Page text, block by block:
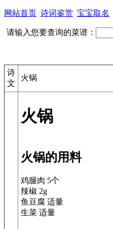
网站首页 诗词鉴赏 宝宝取名
请输入您要查询的菜谱：
诗
文
火锅
火锅
火锅的用料
鸡腿肉 5个
辣椒 2g
鱼豆腐 适量
生菜 适量